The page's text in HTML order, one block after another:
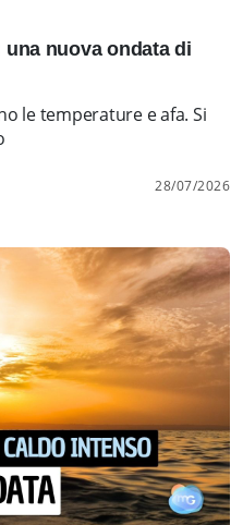
una nuova ondata di
le temperature e afa. Si
28/07/2026